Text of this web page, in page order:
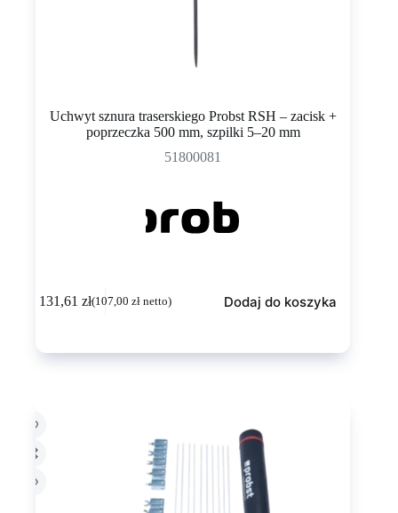
Uchwyt sznura traserskiego Probst RSH – zacisk +
poprzeczka 500 mm, szpilki 5–20 mm
51800081
131,61zł(107,00zł netto) Dodaj do koszyka